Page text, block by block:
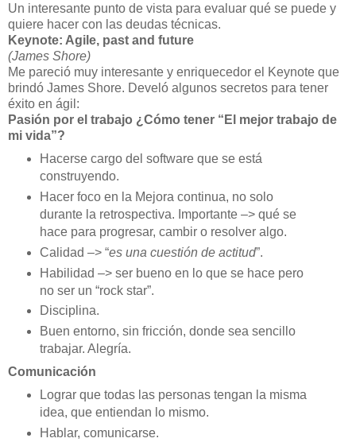
Un interesante punto de vista para evaluar qué se puede y
quiere hacer con las deudas técnicas.
Keynote: Agile, past and future
(James Shore)
Me pareció muy interesante y enriquecedor el Keynote que
brindó James Shore. Develó algunos secretos para tener
éxito en ágil:
Pasión por el trabajo ¿Cómo tener “El mejor trabajo de
mi vida”?
Hacerse cargo del software que se está
construyendo.
Hacer foco en la Mejora continua, no solo
durante la retrospectiva. Importante –> qué se
hace para progresar, cambir o resolver algo.
Calidad –> “es una cuestión de actitud”.
Habilidad –> ser bueno en lo que se hace pero
no ser un “rock star”.
Disciplina.
Buen entorno, sin fricción, donde sea sencillo
trabajar. Alegría.
Comunicación
Lograr que todas las personas tengan la misma
idea, que entiendan lo mismo.
Hablar, comunicarse.